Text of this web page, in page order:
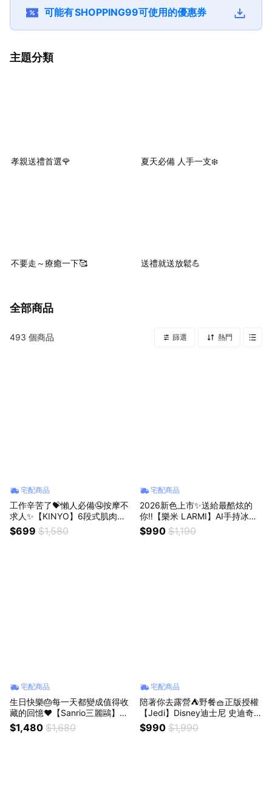
(SHOPPING99)
暖宮呵護💗暖宮→養
可能有SHOPPING99可使用的優惠券
主題分類
孝親送禮首選🌹 夏天必備 人手一支❄️
不要走～療癒一下🥰 送禮就送放鬆💪
全部商品
493 個商品 篩選 熱門
宅配商品
工作辛苦了💝懶人必備🤤按摩不
求人✨【KINYO】6段式肌肉舒
緩筋膜槍 (FG-61)🔫6段變速 ♡4
款按摩頭♡輕鬆減輕全身酸痛♡
$699 $1,580
宅配商品
2026新色上市✨送給最酷炫的
你‼️【樂米 LARMI】AI手持冰能
扇-LMF08MAX✨渦輪增壓強風
3秒瞬間降溫✨超長續航力⚡會說
$990 $1,190
宅配商品
生日快樂🎂每一天都變成值得收
藏的回憶❤️【Sanrio三麗鷗】迷
你數位拍照錄影相機✨迷你數位
相機✨即時預覽✨交換禮物支援
$1,480 $1,680
宅配商品
陪著你去露營⛺野餐🧺正版授權
【Jedi】Disney迪士尼 史迪奇M
INI戶外摺疊拖車✨360°萬象輪✨
聖誕禮物🌲交換禮物🌲聖誕節市
$990 $1,990